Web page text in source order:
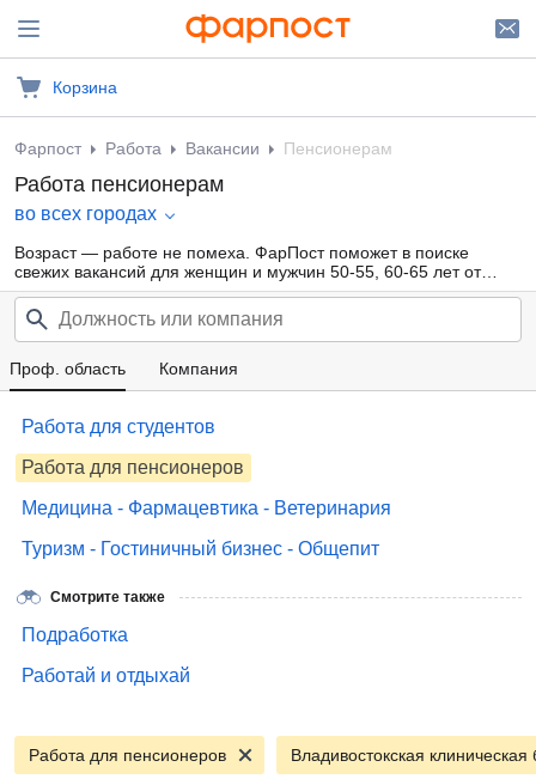
Корзина
Фарпост Работа Вакансии Пенсионерам
Работа пенсионерам
во всех городах
Возраст — работе не помеха. ФарПост поможет в поиске
свежих вакансий для женщин и мужчин 50-55, 60-65 лет от
прямых работодателей, а также кадровых агентств. Обширная
база объявлений с ежедневным обновлением.
Проф. область Компания
Работа для студентов
Работа для пенсионеров
Медицина - Фармацевтика - Ветеринария
Туризм - Гостиничный бизнес - Общепит
Смотрите также
Подработка
Работай и отдыхай
Работа для пенсионеров